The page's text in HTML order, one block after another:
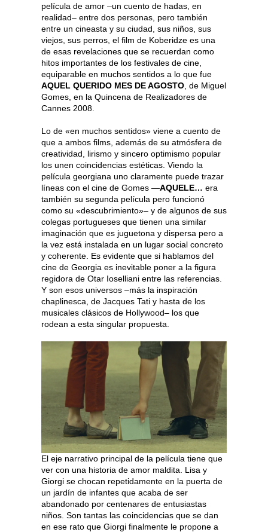
película de amor –un cuento de hadas, en
realidad– entre dos personas, pero también
entre un cineasta y su ciudad, sus niños, sus
viejos, sus perros, el film de Koberidze es una
de esas revelaciones que se recuerdan como
hitos importantes de los festivales de cine,
equiparable en muchos sentidos a lo que fue
AQUEL QUERIDO MES DE AGOSTO , de Miguel
Gomes, en la Quincena de Realizadores de
Cannes 2008.
Lo de «en muchos sentidos» viene a cuento de
que a ambos films, además de su atmósfera de
creatividad, lirismo y sincero optimismo popular
los unen coincidencias estéticas. Viendo la
película georgiana uno claramente puede trazar
líneas con el cine de Gomes —AQUELE… era
también su segunda película pero funcionó
como su «descubrimiento»– y de algunos de sus
colegas portugueses que tienen una similar
imaginación que es juguetona y dispersa pero a
la vez está instalada en un lugar social concreto
y coherente. Es evidente que si hablamos del
cine de Georgia es inevitable poner a la figura
regidora de Otar Ioselliani entre las referencias.
Y son esos universos –más la inspiración
chaplinesca, de Jacques Tati y hasta de los
musicales clásicos de Hollywood– los que
rodean a esta singular propuesta.
El eje narrativo principal de la película tiene que
ver con una historia de amor maldita. Lisa y
Giorgi se chocan repetidamente en la puerta de
un jardín de infantes que acaba de ser
abandonado por centenares de entusiastas
niños. Son tantas las coincidencias que se dan
en ese rato que Giorgi finalmente le propone a